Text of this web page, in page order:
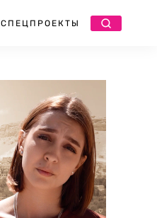
СПЕЦПРОЕКТЫ